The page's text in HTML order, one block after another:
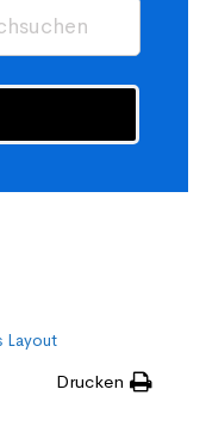
Layout
Drucken